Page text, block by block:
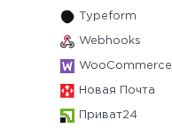
Typeform
Webhooks
WooCommerce
Новая Почта
Приват24